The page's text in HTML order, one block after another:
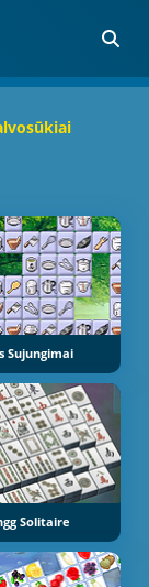
Sujungimai
Solitaire